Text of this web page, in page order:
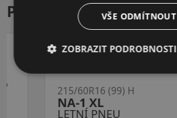
Podobné produkty
LETNÍ PNEU
NA-1 XL
215/60R16 (99) H
VŠE ODMÍTNOUT
ZOBRAZIT PODROBNOSTI